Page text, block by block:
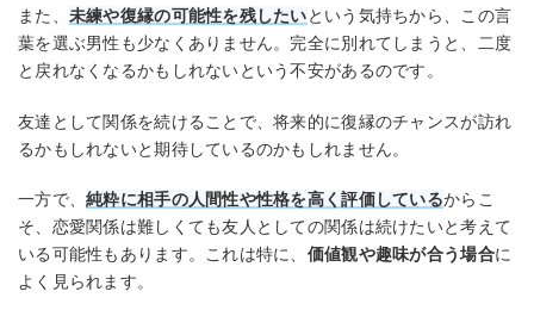
また、 未練や復縁の可能性を残したいという気持ちから、この言
葉を選ぶ男性も少なくありません。完全に別れてしまうと、二度
と戻れなくなるかもしれないという不安があるのです。
友達として関係を続けることで、将来的に復縁のチャンスが訪れ
るかもしれないと期待しているのかもしれません。
一方で、純粋に相手の人間性や性格を高く評価しているからこ
そ、恋愛関係は難しくても友人としての関係は続けたいと考えて
いる可能性もあります。これは特に、 価値観や趣味が合う場合に
よく見られます。